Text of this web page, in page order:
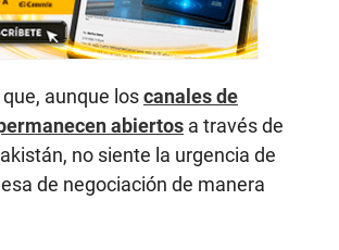
aunque loscanales de
abiertos a través de
no siente la urgencia de
de negociación de manera